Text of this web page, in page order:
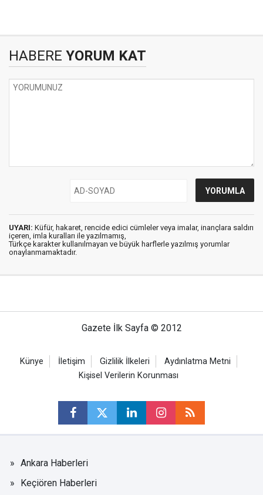
HABERE YORUM KAT
UYARI: Küfür, hakaret, rencide edici cümleler veya imalar, inançlara saldırı
içeren, imla kuralları ile yazılmamış,
Türkçe karakter kullanılmayan ve büyük harflerle yazılmış yorumlar
onaylanmamaktadır.
Gazete İlk Sayfa © 2012
Künye İletişim Gizlilik İlkeleri
Aydınlatma Metni
Kişisel Verilerin Korunması
Ankara Haberleri
Keçiören Haberleri